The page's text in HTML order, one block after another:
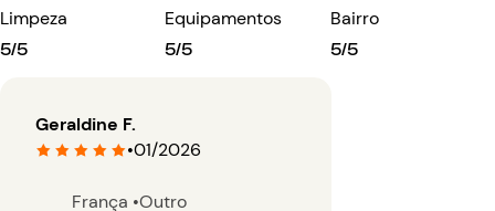
Limpeza
5/5
Equipamentos
5/5
Bairro
5/5
Geraldine F.
•01/2026
França •Outro